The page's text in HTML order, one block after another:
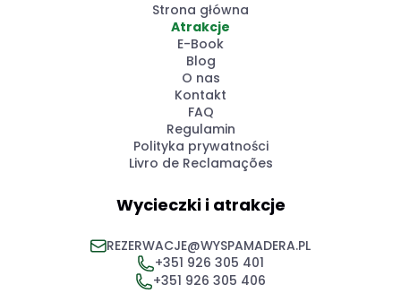
Strona główna
Atrakcje
E-Book
Blog
O nas
Kontakt
FAQ
Regulamin
Polityka prywatności
Livro de Reclamações
Wycieczki i atrakcje
REZERWACJE@WYSPAMADERA.PL
+351 926 305 401
+351 926 305 406